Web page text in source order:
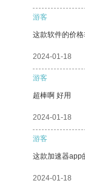
游客
这款软件的价格
2024-01-18
游客
超棒啊 好用
2024-01-18
游客
这款加速器app
2024-01-18